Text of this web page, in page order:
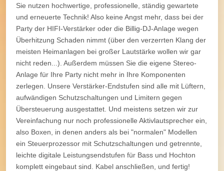
Sie nutzen hochwertige, professionelle, ständig gewartete
und erneuerte Technik! Also keine Angst mehr, dass bei der
Party der HIFI-Verstärker oder die Billig-DJ-Anlage wegen
Überhitzung Schaden nimmt (über den verzerrten Klang der
meisten Heimanlagen bei großer Lautstärke wollen wir gar
nicht reden...). Außerdem müssen Sie die eigene Stereo-
Anlage für Ihre Party nicht mehr in Ihre Komponenten
zerlegen. Unsere Verstärker-Endstufen sind alle mit Lüftern,
aufwändigen Schutzschaltungen und Limitern gegen
Übersteuerung ausgestattet. Und meistens setzen wir zur
Vereinfachung nur noch professionelle Aktivlautsprecher ein,
also Boxen, in denen anders als bei "normalen" Modellen
ein Steuerprozessor mit Schutzschaltungen und getrennte,
leichte digitale Leistungsendstufen für Bass und Hochton
komplett eingebaut sind. Kabel anschließen, und fertig!